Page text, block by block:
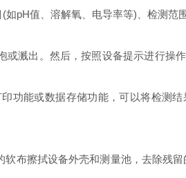
值、溶解氧、电导率等)、检测范
出。然后，按照设备提示进行操
能或数据存储功能，可以将检测结
擦拭设备外壳和测量池，去除残